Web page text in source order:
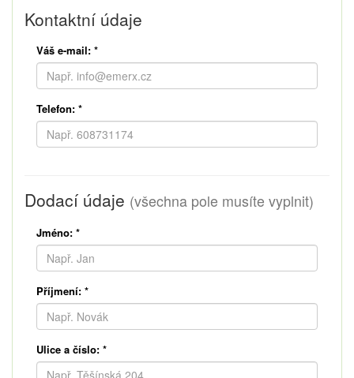
Kontaktní údaje
Váš e-mail: *
Telefon: *
Dodací údaje (všechna pole musíte vyplnit)
Jméno: *
Příjmení: *
Ulice a číslo: *